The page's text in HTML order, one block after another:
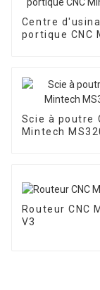
Centre
portique CNC
Scie à poutre
Mintech
Routeur CNC
V3